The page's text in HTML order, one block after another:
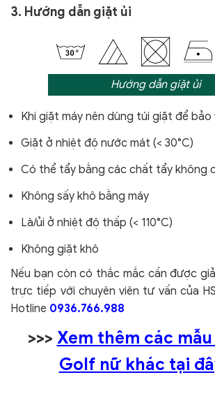
3. Hướng dẫn giặt ủi
Hướng dẫn giặt ủi
Khi giặt máy nên dùng túi giặt để bảo
Giặt ở nhiệt độ nước mát (< 30°C)
Có thể tẩy bằng các chất tẩy không
Không sấy khô bằng máy
Là/ủi ở nhiệt độ thấp (< 110°C)
Không giặt khô
Nếu bạn còn có thắc mắc cần được
trực tiếp với chuyên viên tư vấn của
Hotline 0936.766.988
>>> Xem thêm các
Golf nữ khác tại